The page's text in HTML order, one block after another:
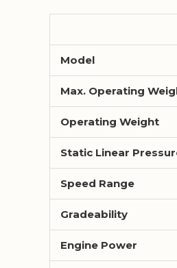
Model
Max. Operating
Operating Weight
Static Linear
Speed Range
Gradeability
Engine Power